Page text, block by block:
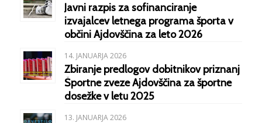
Javni razpis za sofinanciranje
izvajalcev letnega programa športa v
občini Ajdovščina za leto 2026
14. JANUARJA 2026
Zbiranje predlogov dobitnikov priznanj
Športne zveze Ajdovščina za športne
dosežke v letu 2025
13. JANUARJA 2026